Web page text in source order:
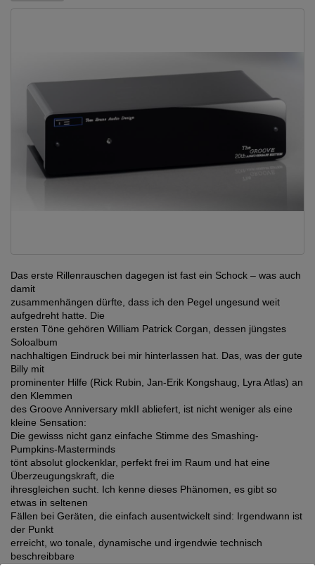
Das erste Rillenrauschen dagegen ist fast ein Schock – was auch
damit
zusammenhängen dürfte, dass ich den Pegel ungesund weit
aufgedreht hatte. Die
ersten Töne gehören William Patrick Corgan, dessen jüngstes
Soloalbum
nachhaltigen Eindruck bei mir hinterlassen hat. Das, was der gute
Billy mit
prominenter Hilfe (Rick Rubin, Jan-Erik Kongshaug, Lyra Atlas) an
den Klemmen
des Groove Anniversary mkII abliefert, ist nicht weniger als eine
kleine Sensation:
Die gewisss nicht ganz einfache Stimme des Smashing-
Pumpkins-Masterminds
tönt absolut glockenklar, perfekt frei im Raum und hat eine
Überzeugungskraft, die
ihresgleichen sucht. Ich kenne dieses Phänomen, es gibt so
etwas in seltenen
Fällen bei Geräten, die einfach ausentwickelt sind: Irgendwann ist
der Punkt
erreicht, wo tonale, dynamische und irgendwie technisch
beschreibbare